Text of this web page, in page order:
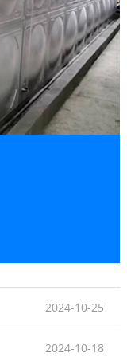
2024-10-25
2024-10-18